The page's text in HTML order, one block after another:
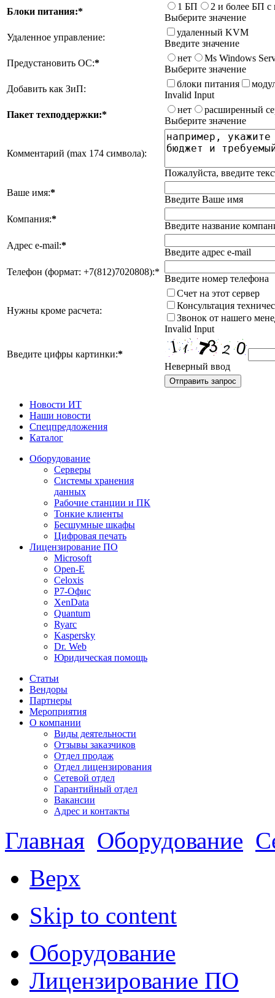
Блоки питания:* 1 БП
2 и более БП с
Выберите значение
Удаленное управление:
удаленный KVM
Введите значение
Предустановить ОС:* нет
Ms Windows
Выберите значение
Добавить как ЗиП:
блоки питания
Invalid Input
Пакет техподдержки:* нет
расширенный
Выберите значение
Комментарий (max 174 символа):
Пожалуйста, введите
Ваше имя:*
Введите Ваше имя
Компания:*
Введите название
Адрес e-mail:*
Введите адрес e-mail
Телефон (формат: +7(812)7020808):*
Введите номер телефона
Нужны кроме расчета:
Счет на этот сервер
Консультация
Звонок от нашего
Invalid Input
Введите цифры картинки:*
Неверный ввод
Отправить запрос
Новости ИT
Наши новости
Спецпредложения
Каталог
Оборудование
Серверы
Системы хранения
данных
Рабочие станции и ПК
Тонкие клиенты
Бесшумные шкафы
Цифровая печать
Лицензирование ПО
Microsoft
Open-E
Celoxis
Р7-Офис
XenData
Quantum
Ryarc
Kaspersky
Dr. Web
Юридическая помощь
Статьи
Вендоры
Партнеры
Мероприятия
О компании
Виды деятельности
Отзывы заказчиков
Отдел продаж
Отдел лицензирования
Сетевой отдел
Гарантийный отдел
Вакансии
Адрес и контакты
Главная Оборудование
Верх
Skip to content
Оборудование
Лицензирование ПО